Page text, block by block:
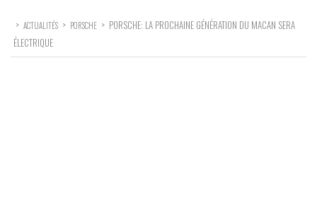
> ACTUALITÉS > PORSCHE > PORSCHE: LA PROCHAINE GÉNÉRATION DU MACAN SERA
ÉLECTRIQUE